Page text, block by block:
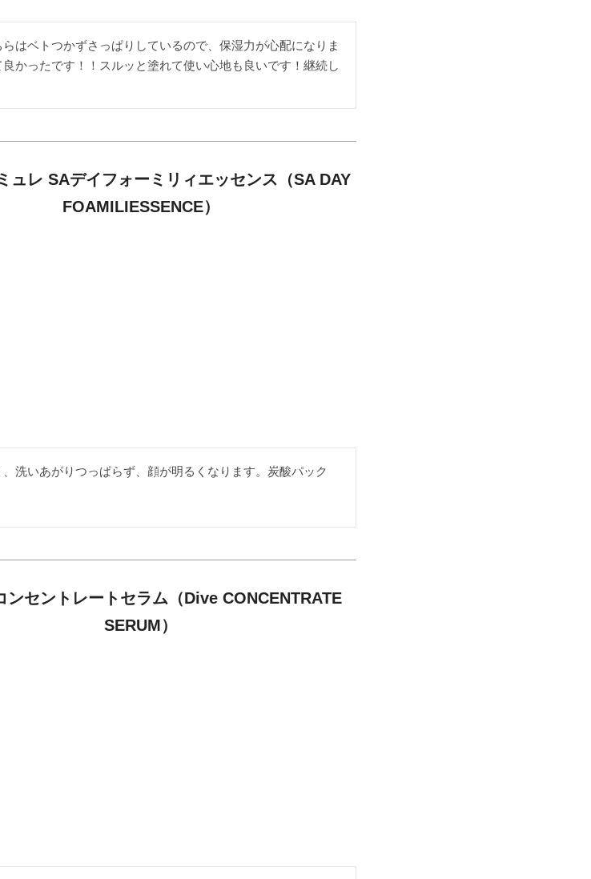
はベトつかずさっぱりしているので、保湿力が心配になりま
かったです！！スルッと塗れて使い心地も良いです！継続し
ュレ SAデイフォーミリィエッセンス（SA DAY
FOAMILIESSENCE）
洗いあがりつっぱらず、顔が明るくなります。炭酸パック
ンセントレートセラム（Dive CONCENTRATE
SERUM）